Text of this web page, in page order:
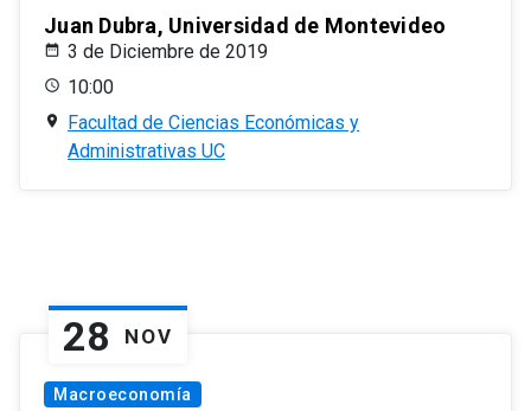
Juan Dubra, Universidad de Montevideo
3 de Diciembre de 2019
10:00
Facultad de Ciencias Económicas y
Administrativas UC
28 NOV
Macroeconomía